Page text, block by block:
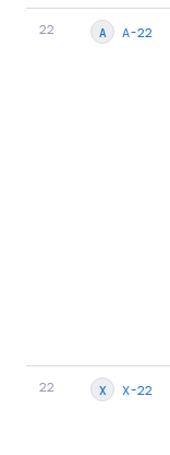
22 A A-22
22 X X-22